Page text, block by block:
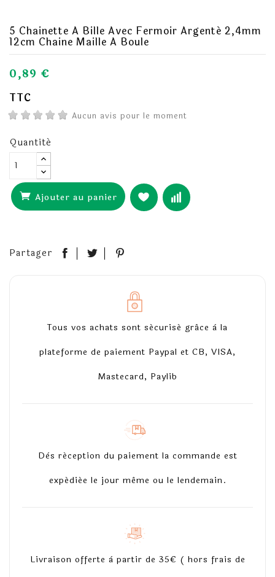
5 Chainette A Bille Avec Fermoir Argenté 2,4mm
12cm Chaine Maille A Boule
0,89 €
TTC
Aucun avis pour le moment
Quantité
Ajouter au panier
Partager
Tous vos achats sont sécurisé grâce à la
plateforme de paiement Paypal et CB, VISA,
Mastecard, Paylib
Dès réception du paiement la commande est
expédiée le jour même ou le lendemain.
Livraison offerte à partir de 35€ ( hors frais de